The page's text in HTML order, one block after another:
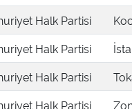
Halk Partisi
Halk Partisi
Halk Partisi
Halk Partisi